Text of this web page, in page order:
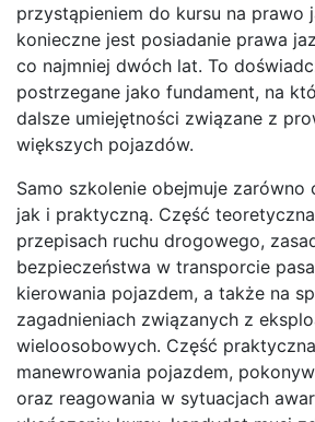
przystąpieniem do kursu na prawo
konieczne jest posiadanie prawa
co najmniej dwóch lat. To
postrzegane jako fundament, na
dalsze umiejętności związane z
większych pojazdów.
Samo szkolenie obejmuje zarówno
jak i praktyczną. Część
przepisach ruchu drogowego,
bezpieczeństwa w transporcie
kierowania pojazdem, a także na
zagadnieniach związanych z
wieloosobowych. Część
manewrowania pojazdem,
oraz reagowania w sytuacjach